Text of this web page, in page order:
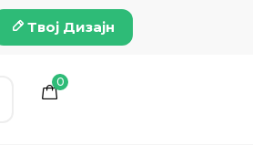
Твој Дизајн
0